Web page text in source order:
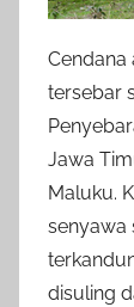
Cendana
tersebar
Jawa
Maluku.
senyawa
disuling